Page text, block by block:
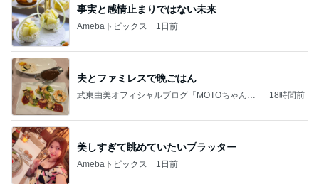
事実と感情止まりではない未来
Amebaトピックス 1日前
夫とファミレスで晩ごはん
武東由美オフィシャルブログ「MOTOちゃんと
18時間前
美しすぎて眺めていたいプラッター
Amebaトピックス 1日前